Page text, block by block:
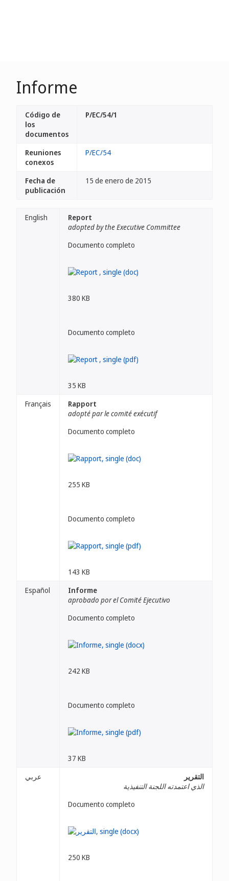
Informe
Código de
los
documentos
P/EC/54/1
Reuniones
conexos
P/EC/54
Fecha de
publicación
15 de enero de 2015
English
Report
adopted by the Executive Committee
Documento completo
380 KB
Documento completo
35 KB
Français
Rapport
adopté par le comité exécutif
Documento completo
255 KB
Documento completo
143 KB
Español
Informe
aprobado por el Comité Ejecutivo
Documento completo
242 KB
Documento completo
37 KB
عربي
التقرير
الذي اعتمدته اللجنة التنفيذية
Documento completo
250 KB